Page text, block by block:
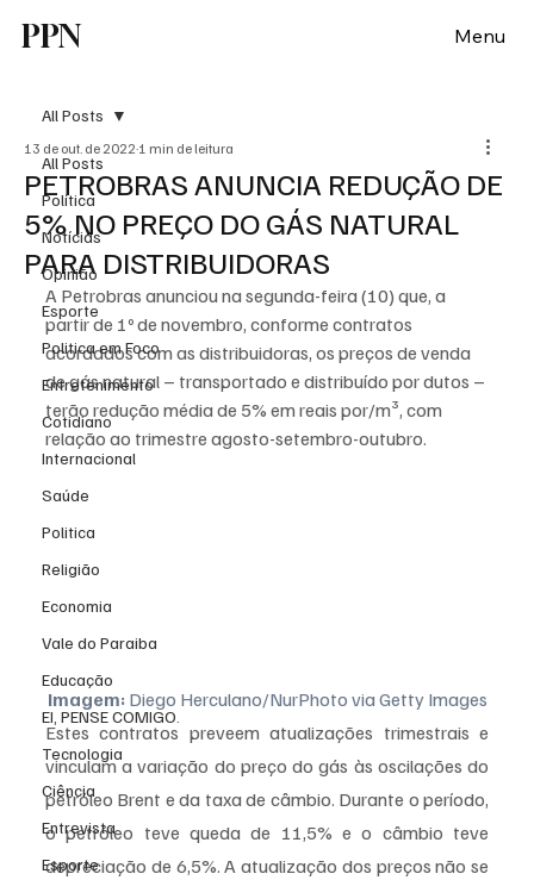
PPN Menu
All Posts
Política
Notícias
Opinião
Esporte
Politica em Foco
Entretenimento
Cotidiano
Internacional
Saúde
Politica
Religião
Economia
Vale do Paraiba
Educação
EI, PENSE COMIGO.
Tecnologia
Ciência
Entrevista
Esporte
All Posts
PETROBRAS ANUNCIA REDUÇÃO DE
5% NO PREÇO DO GÁS NATURAL
PARA DISTRIBUIDORAS
13 de out. de 2022 1 min de leitura
A Petrobras anunciou na segunda-feira (10) que, a
partir de 1º de novembro, conforme contratos
acordados com as distribuidoras, os preços de venda
de gás natural – transportado e distribuído por dutos –
terão redução média de 5% em reais por/m³, com
relação ao trimestre agosto-setembro-outubro.
Imagem: Diego Herculano/NurPhoto via Getty Images
Estes contratos preveem atualizações trimestrais e
vinculam a variação do preço do gás às oscilações do
petróleo Brent e da taxa de câmbio. Durante o período,
o petróleo teve queda de 11,5% e o câmbio teve
depreciação de 6,5%. A atualização dos preços não se